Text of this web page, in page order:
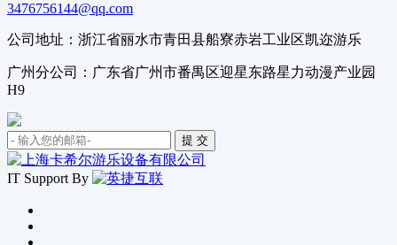
3476756144@qq.com
公司地址：浙江省丽水市青田县船寮赤岩工业区凯迩游乐
广州分公司：广东省广州市番禺区迎星东路星力动漫产业园
H9
IT Support By